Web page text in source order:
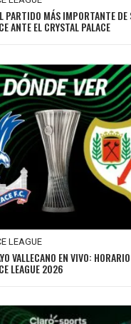
PARTIDO MÁS IMPORTANTE
ANTE EL CRYSTAL PALACE
LEAGUE
VALLECANO EN VIVO:
LEAGUE 2026